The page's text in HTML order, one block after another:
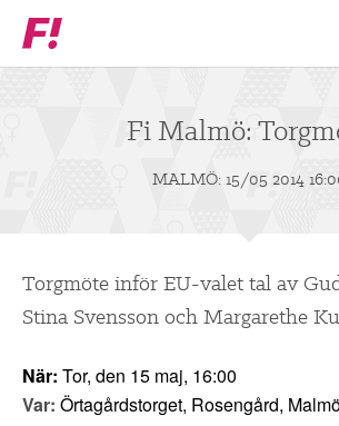
Feministiskt
initiativ
ENGAGERA DIG I F!
ENAD RÖST
Fi Malmö:
MALMÖ: 15/05 2014
Torgmöte inför EU-valet tal av
Stina Svensson och Margarethe
När: Tor, den 15 maj, 16:00
Var: Örtagårdstorget, Rosengård,